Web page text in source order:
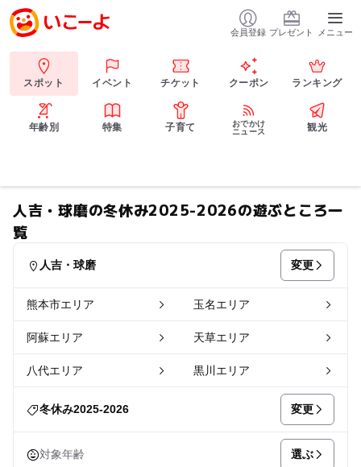
会員登録 プレゼント メニュー
スポット イベント チケット クーポン ランキング
年齢別 特集 子育て
おでかけ
ニュース
観光
人吉・球磨の冬休み2025-2026の遊ぶところ一
覧
人吉・球磨 変更
熊本市エリア 玉名エリア
阿蘇エリア 天草エリア
八代エリア 黒川エリア
冬休み2025-2026 変更
対象年齢 選ぶ